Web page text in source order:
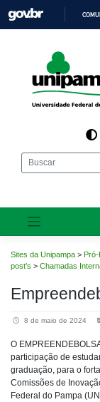
para
o
Sites da Unipampa >
post’s > Chamadas
8 de maio de 2024
O
participação de
graduação, para o
Comissões de
Federal do Pampa